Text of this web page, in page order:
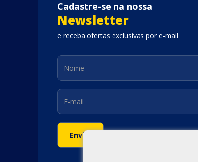
Cadastre-se na nossa
Newsletter
e receba ofertas exclusivas por e-mail